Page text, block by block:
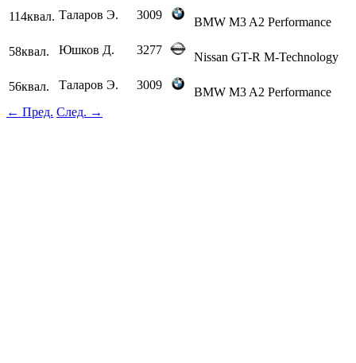
114квал. Таларов Э. 3009
BMW M3 A2 Performance
58квал. Юшков Д. 3277
Nissan GT-R М-Technology
56квал. Таларов Э. 3009
BMW M3 A2 Performance
← Пред. След. →